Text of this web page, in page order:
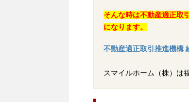
そんな時は不動産適正取
になります。
不動産適正取引推進機構
スマイルホーム（株）は